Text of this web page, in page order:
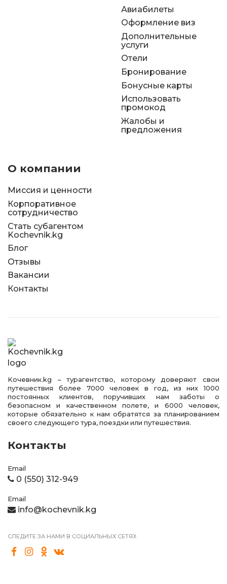
Авиабилеты
Оформление виз
Дополнительные
услуги
Отели
Бронирование
Бонусные карты
Использовать
промокод
Жалобы и
предложения
О компании
Миссия и ценности
Корпоративное
сотрудничество
Стать субагентом
Kochevnik.kg
Блог
Отзывы
Вакансии
Контакты
Kочевник.kg – турагентство, которому доверяют свои
путешествия более 7000 человек в год, из них 1000
постоянных клиентов, поручивших нам заботы о
безопасном и качественном полете, и 6000 человек,
которые обязательно к нам обратятся за планированием
своего следующего тура, поездки или путешествия.
Контакты
Email
0 (550) 312-949
Email
info@kochevnik.kg
СЛЕДИТЕ ЗА НАМИ В СОЦИАЛЬНЫХ СЕТЯХ